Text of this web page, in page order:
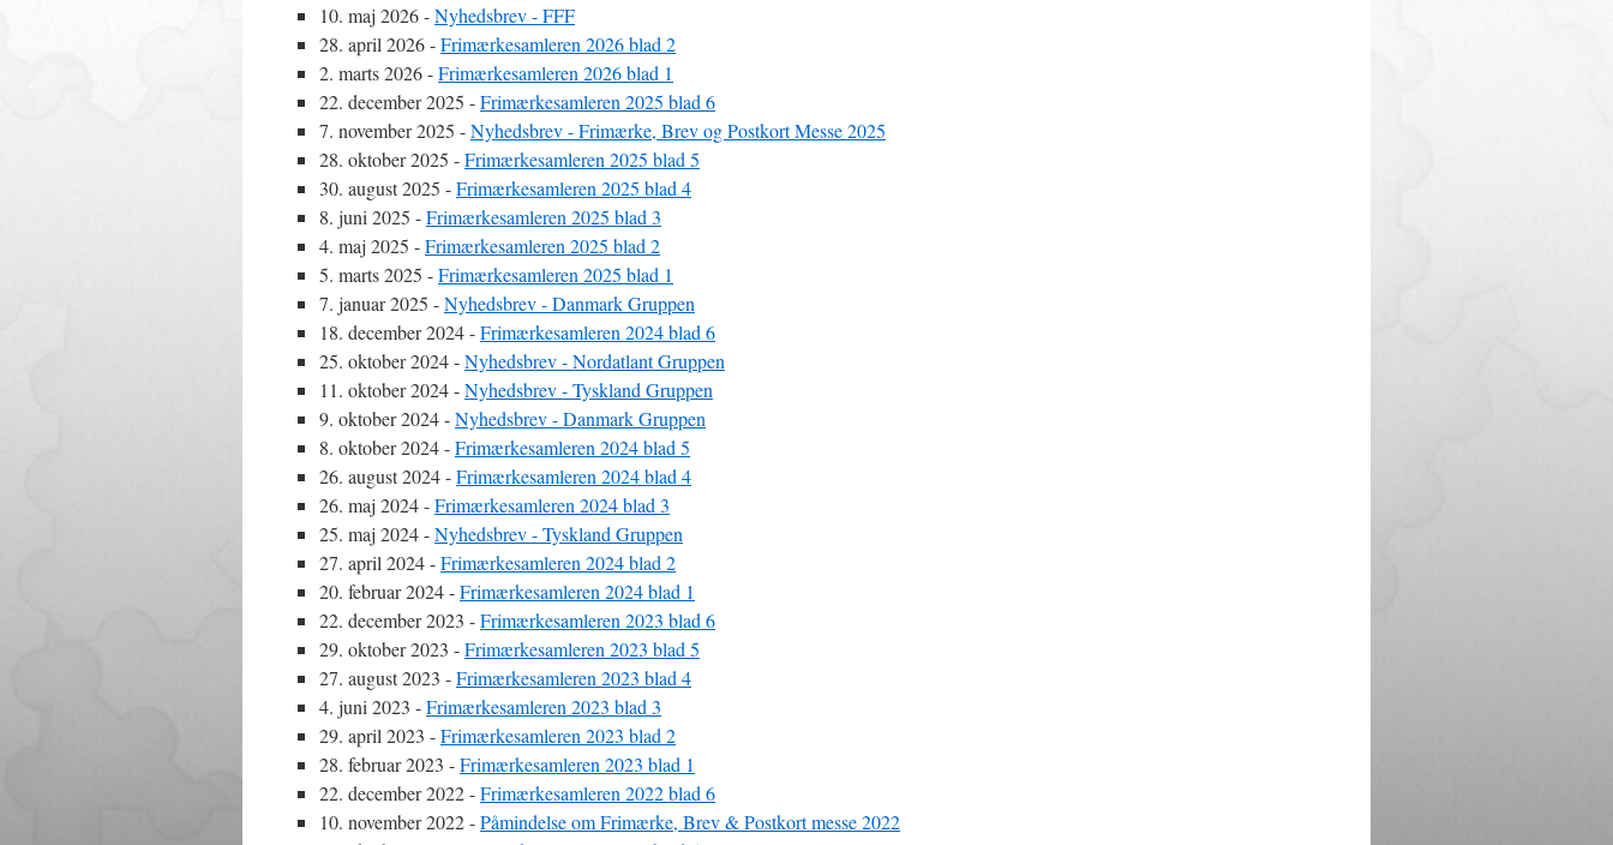
10. maj 2026-Nyhedsbrev - FFF
28. april 2026-Frimærkesamleren 2026 blad 2
2. marts 2026-Frimærkesamleren 2026 blad 1
22. december 2025 -Frimærkesamleren 2025 blad 6
7. november 2025 -Nyhedsbrev - Frimærke, Brev og Postkort Messe 2025
28. oktober 2025 -Frimærkesamleren 2025 blad 5
30. august 2025 -Frimærkesamleren 2025 blad 4
8. juni 2025 -Frimærkesamleren 2025 blad 3
4. maj 2025 -Frimærkesamleren 2025 blad 2
5. marts 2025 -Frimærkesamleren 2025 blad 1
7. januar 2025 -Nyhedsbrev - Danmark Gruppen
18. december 2024-Frimærkesamleren 2024 blad 6
25. oktober 2024-Nyhedsbrev - Nordatlant Gruppen
11. oktober 2024-Nyhedsbrev - Tyskland Gruppen
9. oktober 2024-Nyhedsbrev - Danmark Gruppen
8. oktober 2024-Frimærkesamleren 2024 blad 5
26. august 2024-Frimærkesamleren 2024 blad 4
26. maj 2024-Frimærkesamleren 2024 blad 3
25. maj 2024-Nyhedsbrev - Tyskland Gruppen
27. april 2024-Frimærkesamleren 2024 blad 2
20. februar 2024-Frimærkesamleren 2024 blad 1
22. december 2023 -Frimærkesamleren 2023 blad 6
29. oktober 2023 -Frimærkesamleren 2023 blad 5
27. august 2023 -Frimærkesamleren 2023 blad 4
4. juni 2023 -Frimærkesamleren 2023 blad 3
29. april 2023 -Frimærkesamleren 2023 blad 2
28. februar 2023 -Frimærkesamleren 2023 blad 1
22. december 2022-Frimærkesamleren 2022 blad 6
10. november 2022-Påmindelse om Frimærke, Brev & Postkort messe 2022